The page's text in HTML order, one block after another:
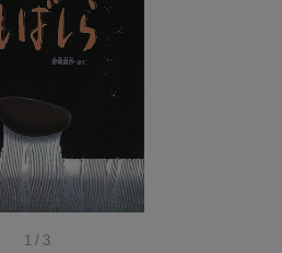
1 / 3